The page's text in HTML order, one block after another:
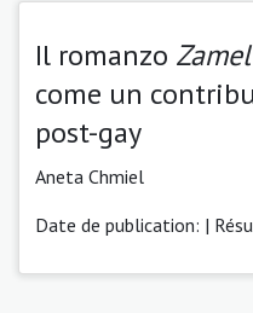
Il romanzo Zamel
come un
post-gay
Aneta Chmiel
Date de publication: |